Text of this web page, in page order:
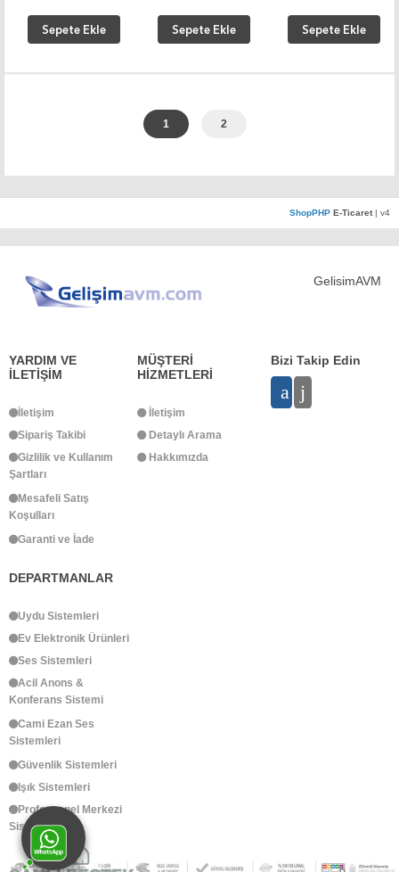
Sepete Ekle Sepete Ekle Sepete Ekle
1 2
ShopPHP E-Ticaret| v4
YARDIM VE
İLETİŞİM
İletişim
Sipariş Takibi
Gizlilik ve Kullanım
Şartları
Mesafeli Satış
Koşulları
Garanti ve İade
MÜŞTERİ
HİZMETLERİ
İletişim
Detaylı Arama
Hakkımızda
DEPARTMANLAR
Uydu Sistemleri
Ev Elektronik Ürünleri
Ses Sistemleri
Acil Anons &
Konferans Sistemi
Cami Ezan Ses
Sistemleri
Güvenlik Sistemleri
Işık Sistemleri
Profosyonel Merkezi
Sistemler
Bizi Takip Edin